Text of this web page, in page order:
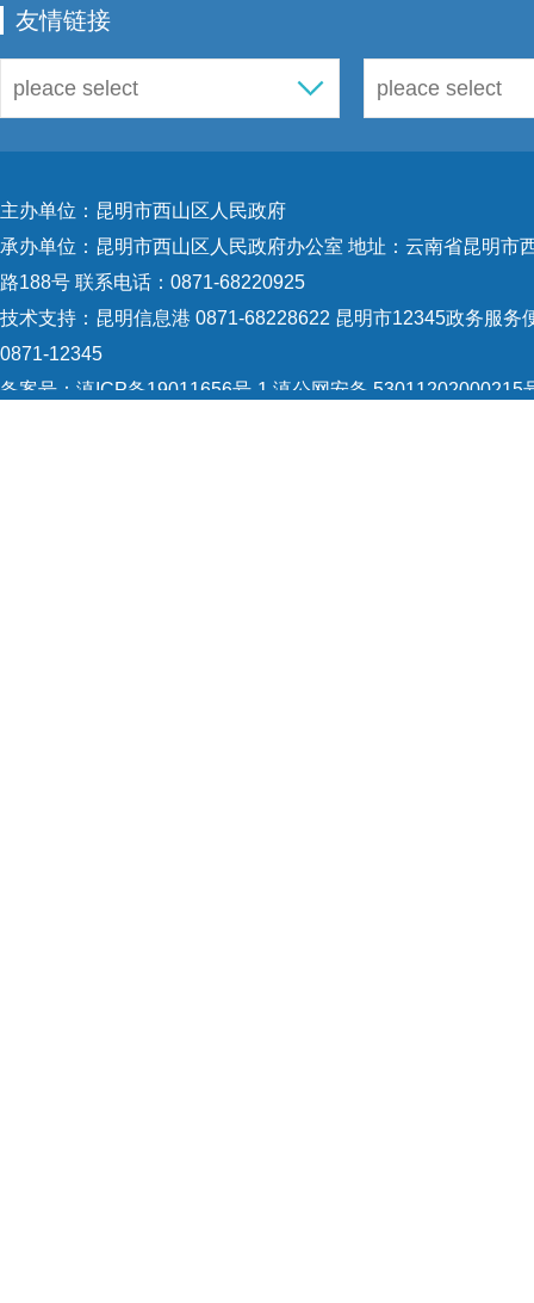
友情链接
主办单位：昆明市西山区人民政府
承办单位：昆明市西山区人民政府办公室 地址：云南省昆明市
路188号 联系电话：0871-68220925
技术支持： 昆明信息港 0871-68228622 昆明市12345政务服务
0871-12345
备案号： 滇ICP备19011656号-1 滇公网安备 53011202000215